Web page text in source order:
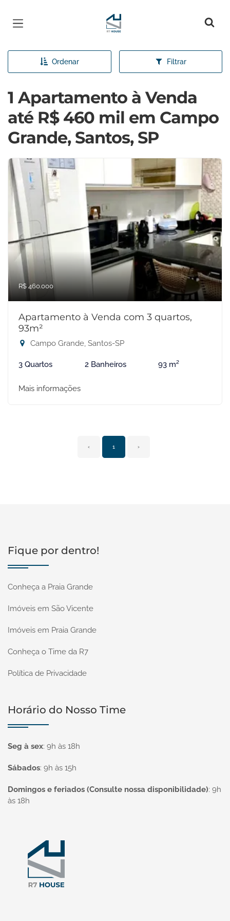
Página inicial
Ordenar Filtrar
1 Apartamento à Venda
até R$ 460 mil em Campo
Grande, Santos, SP
R$ 460.000
Apartamento à Venda com 3 quartos,
93m²
Campo Grande, Santos-SP
3 Quartos 2 Banheiros 93 m²
Mais informações
‹ 1 ›
Fique por dentro!
Conheça a Praia Grande
Imóveis em São Vicente
Imóveis em Praia Grande
Conheça o Time da R7
Política de Privacidade
Horário do Nosso Time
Seg à sex: 9h às 18h
Sábados: 9h às 15h
Domingos e feriados (Consulte nossa disponibilidade): 9h
às 18h